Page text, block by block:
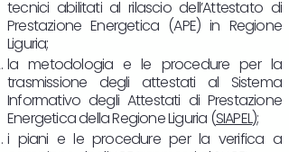
tecnici abilitati al rilascio dell’Attestato di
Prestazione Energetica (APE) in Regione
Liguria;
la metodologia e le procedure per la
trasmissione degli attestati al Sistema
Informativo degli Attestati di Prestazione
Energetica della Regione Liguria (SIAPEL);
i piani e le procedure per la verifica a